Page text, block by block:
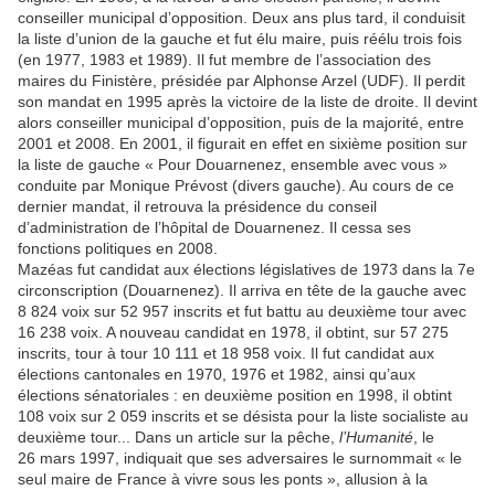
conseiller municipal d’opposition. Deux ans plus tard, il conduisit
la liste d’union de la gauche et fut élu maire, puis réélu trois fois
(en 1977, 1983 et 1989). Il fut membre de l’association des
maires du Finistère, présidée par Alphonse Arzel (UDF). Il perdit
son mandat en 1995 après la victoire de la liste de droite. Il devint
alors conseiller municipal d’opposition, puis de la majorité, entre
2001 et 2008. En 2001, il figurait en effet en sixième position sur
la liste de gauche « Pour Douarnenez, ensemble avec vous »
conduite par Monique Prévost (divers gauche). Au cours de ce
dernier mandat, il retrouva la présidence du conseil
d’administration de l’hôpital de Douarnenez. Il cessa ses
fonctions politiques en 2008.
Mazéas fut candidat aux élections législatives de 1973 dans la 7e
circonscription (Douarnenez). Il arriva en tête de la gauche avec
8 824 voix sur 52 957 inscrits et fut battu au deuxième tour avec
16 238 voix. A nouveau candidat en 1978, il obtint, sur 57 275
inscrits, tour à tour 10 111 et 18 958 voix. Il fut candidat aux
élections cantonales en 1970, 1976 et 1982, ainsi qu’aux
élections sénatoriales : en deuxième position en 1998, il obtint
108 voix sur 2 059 inscrits et se désista pour la liste socialiste au
deuxième tour... Dans un article sur la pêche, l’Humanité , le
26 mars 1997, indiquait que ses adversaires le surnommait « le
seul maire de France à vivre sous les ponts », allusion à la